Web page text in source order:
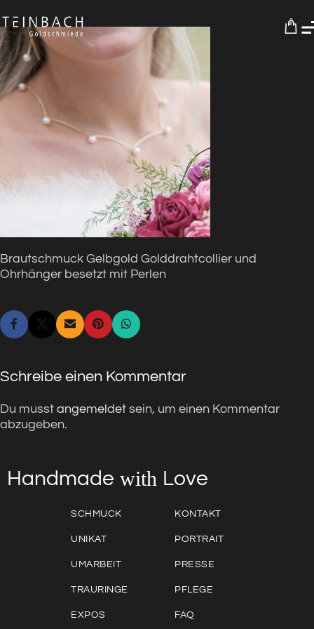
0
Brautschmuck Gelbgold Golddrahtcollier und
Ohrhänger besetzt mit Perlen
Schreibe einen Kommentar
Du musst angemeldet sein, um einen Kommentar
abzugeben.
Handmade with Love
SCHMUCK
UNIKAT
UMARBEIT
TRAURINGE
EXPOS
KONTAKT
PORTRAIT
PRESSE
PFLEGE
FAQ